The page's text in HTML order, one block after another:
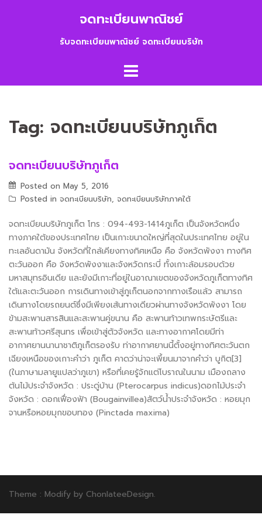
จดทะเบียนพาณิชย์
รับจดทะเบียนพาณิชย์ จดทะเบียนบริษัท
Tag: จดทะเบียนบริษัทภูเก็ต
จดทะเบียนบริษัทภูเก็ต
Posted on May 5, 2016
Posted in จดทะเบียนบริษัท, จดทะเบียนบริษัทภาคใต้
จดทะเบียนบริษัทภูเก็ต โทร : 094-493-1414ภูเก็ต เป็นจังหวัดหนึ่ง
ทางภาคใต้ของประเทศไทย เป็นเกาะขนาดใหญ่ที่สุดในประเทศไทย อยู่ใน
ทะเลอันดามัน จังหวัดที่ใกล้เคียงทางทิศเหนือ คือ จังหวัดพังงา ทางทิศ
ตะวันออก คือ จังหวัดพังงาและจังหวัดกระบี่ ทั้งเกาะล้อมรอบด้วย
มหาสมุทรอินเดีย และยังมีเกาะที่อยู่ในอาณาเขตของจังหวัดภูเก็ตทางทิศ
ใต้และตะวันออก การเดินทางเข้าสู่ภูเก็ตนอกจากทางเรือแล้ว สามารถ
เดินทางโดยรถยนต์ซึ่งมีเพียงเส้นทางเดียวผ่านทางจังหวัดพังงา โดย
ข้ามสะพานสารสินและสะพานคู่ขนาน คือ สะพานท้าวเทพกระษัตรีและ
สะพานท้าวศรีสุนทร เพื่อเข้าสู่ตัวจังหวัด และทางอากาศโดยมีท่า
อากาศยานนานาชาติภูเก็ตรองรับ ท่าอากาศยานนี้ตั้งอยู่ทางทิศตะวันตก
เฉียงเหนือของเกาะคำว่า ภูเก็ต คาดว่าน่าจะเพี้ยนมาจากคำว่า บูกิต[3]
(ในภาษามลายูแปลว่าภูเขา) หรือที่เคยรู้จักแต่โบราณในนาม เมืองถลาง
ต้นไม้ประจำจังหวัด : ประดู่บ้าน (Pterocarpus indicus)ดอกไม้ประจำ
จังหวัด : ดอกเฟื่องฟ้า (Bougainvillea)สัตว์น้ำประจำจังหวัด : หอยมุก
จานหรือหอยมุกขอบทอง (Pinctada maxima)
Theme : Modify by ChonlateeDesign.